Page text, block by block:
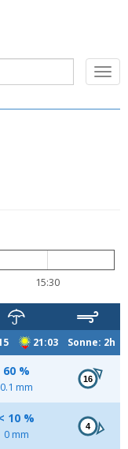
15:30
21:03 Sonne: 2h
60 %
0.1 mm
16
10 %
0 mm
4